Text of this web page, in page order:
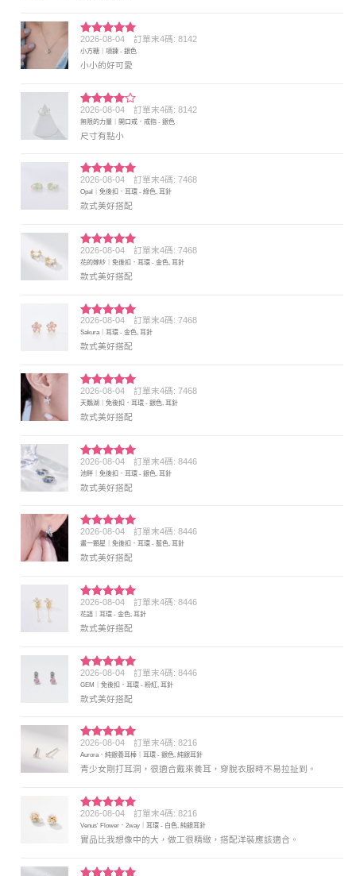
評分5 滿
分 5
2026-08-04 訂單末4碼: 8142
小方糖｜項鍊 - 銀色
小小的好可愛
評分4
滿分 5
2026-08-04 訂單末4碼: 8142
無限的力量｜開口戒．戒指 - 銀色
尺寸有點小
評分5 滿
分 5
2026-08-04 訂單末4碼: 7468
Opal｜免後扣．耳環 - 綠色, 耳針
款式美好搭配
評分5 滿
分 5
2026-08-04 訂單末4碼: 7468
花的嫁紗｜免後扣．耳環 - 金色, 耳針
款式美好搭配
評分5 滿
分 5
2026-08-04 訂單末4碼: 7468
Sakura｜耳環 - 金色, 耳針
款式美好搭配
評分5 滿
分 5
2026-08-04 訂單末4碼: 7468
天鵝湖｜免後扣．耳環 - 銀色, 耳針
款式美好搭配
評分5滿
分 5
2026-08-04 訂單末4碼: 8446
池畔｜免後扣．耳環 - 銀色, 耳針
款式美好搭配
評分5 滿
分 5
2026-08-04 訂單末4碼: 8446
畫一顆星｜免後扣．耳環 - 藍色, 耳針
款式美好搭配
評分5 滿
分 5
2026-08-04 訂單末4碼: 8446
花語｜耳環 - 金色, 耳針
款式美好搭配
評分5滿
分 5
2026-08-04 訂單末4碼: 8446
GEM｜免後扣．耳環 - 粉紅, 耳針
款式美好搭配
評分5 滿
分 5
2026-08-04 訂單末4碼: 8216
Aurora．純銀養耳棒｜耳環 - 銀色, 純銀耳針
青少女剛打耳洞，很適合戴來養耳，穿脫衣服時不易拉扯到。
評分5 滿
分 5
2026-08-04 訂單末4碼: 8216
Venus' Flower．2way｜耳環 - 白色, 純銀耳針
實品比我想像中的大，做工很精緻，搭配洋裝應該適合。